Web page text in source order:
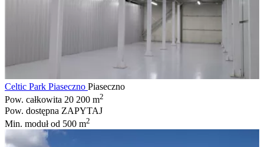
Celtic Park Piaseczno Piaseczno
Pow. całkowita 20 200 m2
Pow. dostępna ZAPYTAJ
Min. modułod 500 m2